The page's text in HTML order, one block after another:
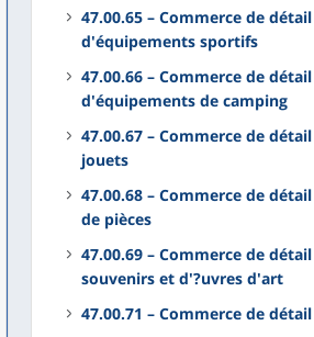
47.00.65 – Commerce de détail
d'équipements sportifs
47.00.66 – Commerce de détail
d'équipements de camping
47.00.67 – Commerce de
jouets
47.00.68 – Commerce de
de pièces
47.00.69 – Commerce de
souvenirs et d'?uvres d'art
47.00.71 – Commerce de